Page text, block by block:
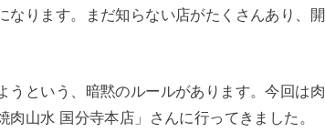
ります。まだ知らない店がたくさんあり、開
という、暗黙のルールがあります。今回は肉
山水 国分寺本店」さんに行ってきました。